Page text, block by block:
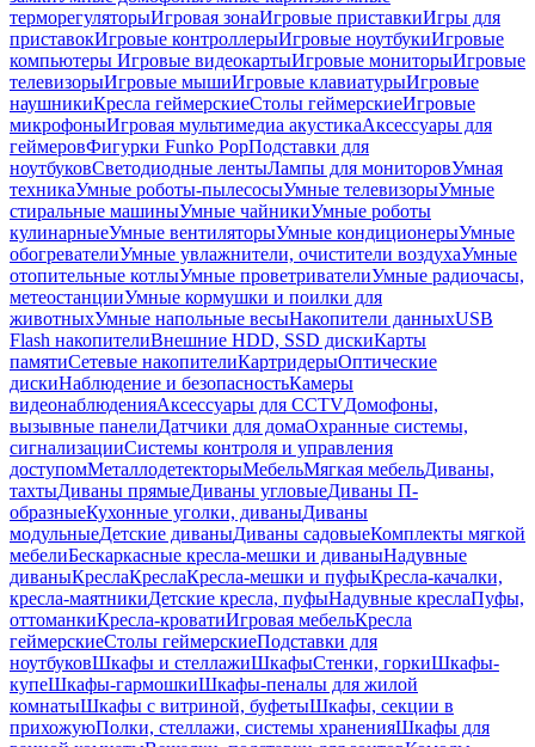
терморегуляторыИгровая зонаИгровые приставкиИгры для
приставокИгровые контроллерыИгровые ноутбукиИгровые
компьютеры Игровые видеокартыИгровые мониторыИгровые
телевизорыИгровые мышиИгровые клавиатурыИгровые
наушникиКресла геймерскиеСтолы геймерскиеИгровые
микрофоныИгровая мультимедиа акустикаАксессуары для
геймеровФигурки Funko PopПодставки для
ноутбуковСветодиодные лентыЛампы для мониторовУмная
техникаУмные роботы-пылесосыУмные телевизорыУмные
стиральные машиныУмные чайникиУмные роботы
кулинарныеУмные вентиляторыУмные кондиционерыУмные
обогревателиУмные увлажнители, очистители воздухаУмные
отопительные котлыУмные проветривателиУмные радиочасы,
метеостанцииУмные кормушки и поилки для
животныхУмные напольные весыНакопители данныхUSB
Flash накопителиВнешние HDD, SSD дискиКарты
памятиСетевые накопителиКартридерыОптические
дискиНаблюдение и безопасностьКамеры
видеонаблюденияАксессуары для CCTVДомофоны,
вызывные панелиДатчики для домаОхранные системы,
сигнализацииСистемы контроля и управления
доступомМеталлодетекторыМебельМягкая мебельДиваны,
тахтыДиваны прямыеДиваны угловыеДиваны П-
образныеКухонные уголки, диваныДиваны
модульныеДетские диваныДиваны садовыеКомплекты мягкой
мебелиБескаркасные кресла-мешки и диваныНадувные
диваныКреслаКреслаКресла-мешки и пуфыКресла-качалки,
кресла-маятникиДетские кресла, пуфыНадувные креслаПуфы,
оттоманкиКресла-кроватиИгровая мебельКресла
геймерскиеСтолы геймерскиеПодставки для
ноутбуковШкафы и стеллажиШкафыСтенки, горкиШкафы-
купеШкафы-гармошкиШкафы-пеналы для жилой
комнатыШкафы с витриной, буфетыШкафы, секции в
прихожуюПолки, стеллажи, системы храненияШкафы для